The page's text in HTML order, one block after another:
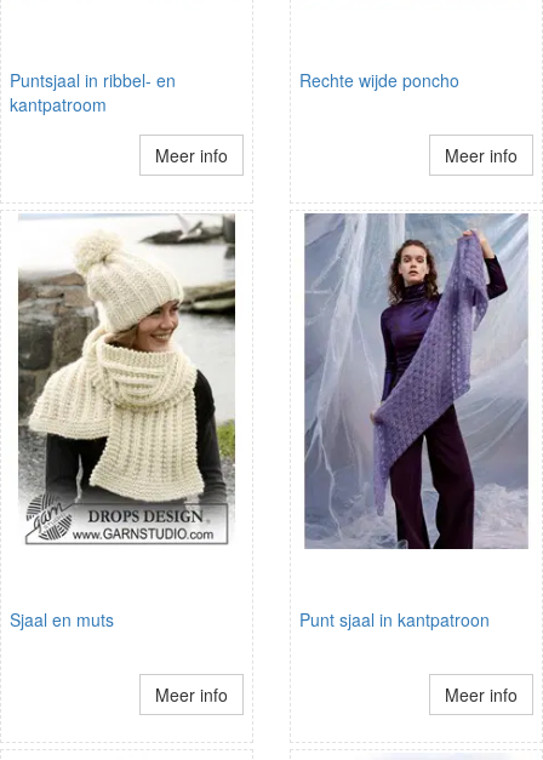
Puntsjaal in ribbel- en
kantpatroom
Meer info
Rechte wijde poncho
Meer info
Sjaal en muts
Meer info
Punt sjaal in kantpatroon
Meer info